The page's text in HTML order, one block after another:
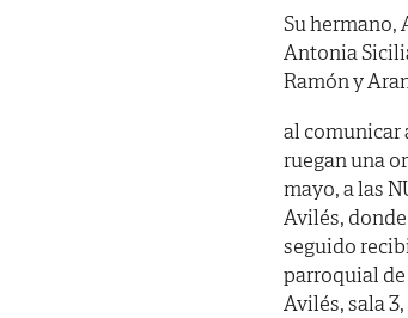
Su
Antonia
Ramón y
al comunicar
ruegan una
mayo, a las
Avilés,
seguido
parroquial
Avilés, sala